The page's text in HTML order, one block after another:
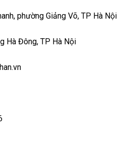
phường Giảng Võ, TP Hà Nội
Hà Đông, TP Hà Nội